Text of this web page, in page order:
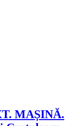
MAȘINĂ.